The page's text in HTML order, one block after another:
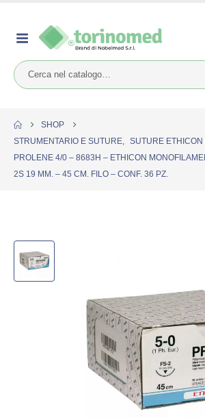
SHOP
STRUMENTARIO E SUTURE, SUTURE
PROLENE 4/0 – 8683H – ETHICON
2S 19 MM. – 45 CM. FILO – CONF. 36 PZ.